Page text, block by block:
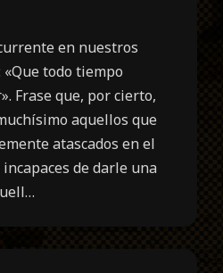
en nuestros
todo tiempo
Frase que, por cierto,
aquellos que
atascados en el
de darle una